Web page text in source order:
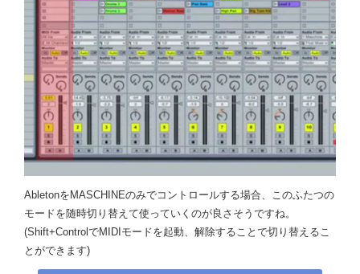
AbletonをMASCHINEのみでコントロールする場合、このふたつの
モードを随時切り替えて使っていくのが良さそうですね。
(Shift+ControlでMIDIモードを起動、解除することで切り替えるこ
とができます)